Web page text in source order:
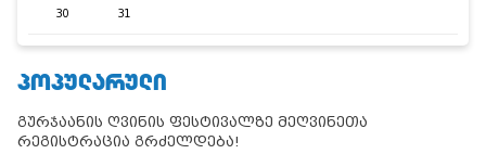
30
31
ᲞᲝᲞᲣᲚᲐᲠᲣᲚᲘ
გურჯაანის ღვინის ფესტივალზე მეღვინეთა
რეგისტრაცია გრძელდება!